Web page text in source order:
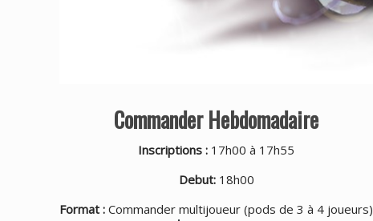
Commander Hebdomadaire
Inscriptions : 17h00 à 17h55
Debut:18h00
Format : Commander multijoueur (pods de 3 à 4 joueurs)